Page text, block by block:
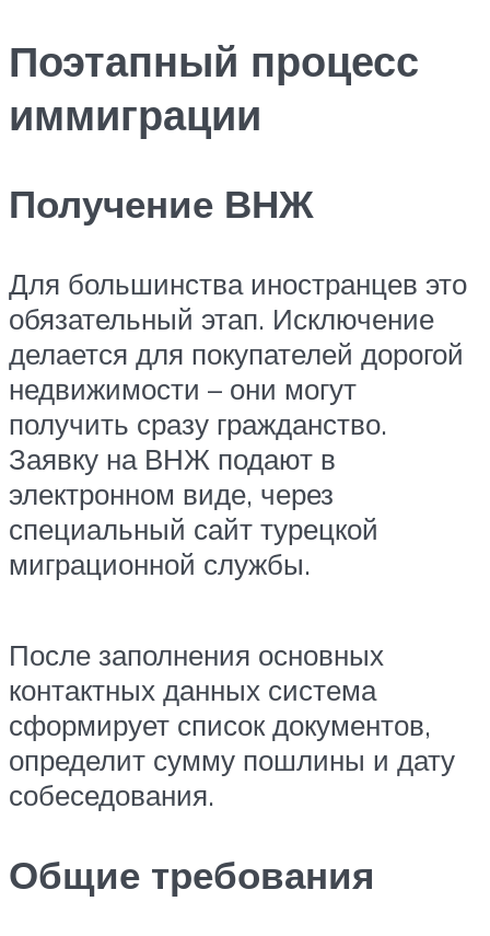
Поэтапный процесс
иммиграции
Получение ВНЖ
Для большинства иностранцев это
обязательный этап. Исключение
делается для покупателей дорогой
недвижимости – они могут
получить сразу гражданство.
Заявку на ВНЖ подают в
электронном виде, через
специальный сайт турецкой
миграционной службы.
После заполнения основных
контактных данных система
сформирует список документов,
определит сумму пошлины и дату
собеседования.
Общие требования